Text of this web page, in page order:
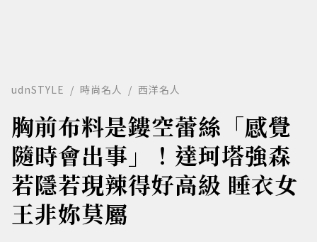
udnSTYLE 時尚名人 西洋名人
胸前布料是鏤空蕾絲「感覺
隨時會出事」！達珂塔強森
若隱若現辣得好高級 睡衣女
王非妳莫屬